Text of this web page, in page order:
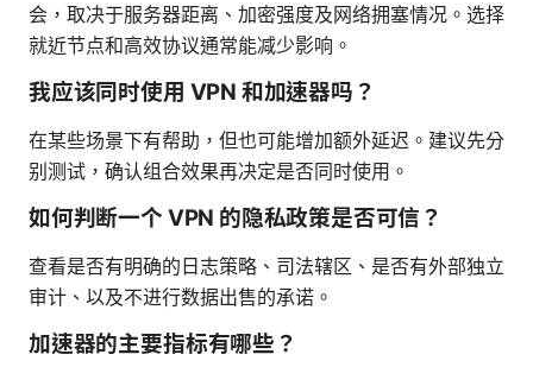
会，取决于服务器距离、加密强度及网络拥塞情况。选择
就近节点和高效协议通常能减少影响。
我应该同时使用 VPN 和加速器吗？
在某些场景下有帮助，但也可能增加额外延迟。建议先分
别测试，确认组合效果再决定是否同时使用。
如何判断一个 VPN 的隐私政策是否可信？
查看是否有明确的日志策略、司法辖区、是否有外部独立
审计、以及不进行数据出售的承诺。
加速器的主要指标有哪些？